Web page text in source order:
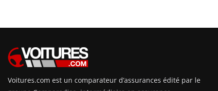
Voitures.com est un comparateur d’assurances édité par le